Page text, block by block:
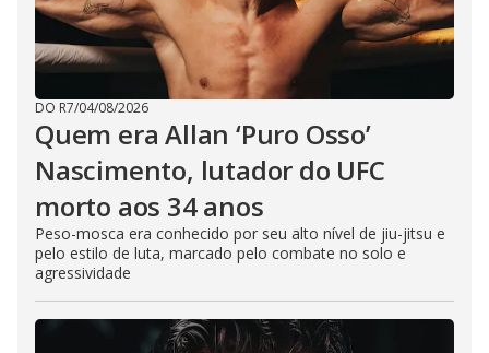
DO R7/04/08/2026
Quem era Allan ‘Puro Osso’
Nascimento, lutador do UFC
morto aos 34 anos
Peso-mosca era conhecido por seu alto nível de jiu-jitsu e
pelo estilo de luta, marcado pelo combate no solo e
agressividade